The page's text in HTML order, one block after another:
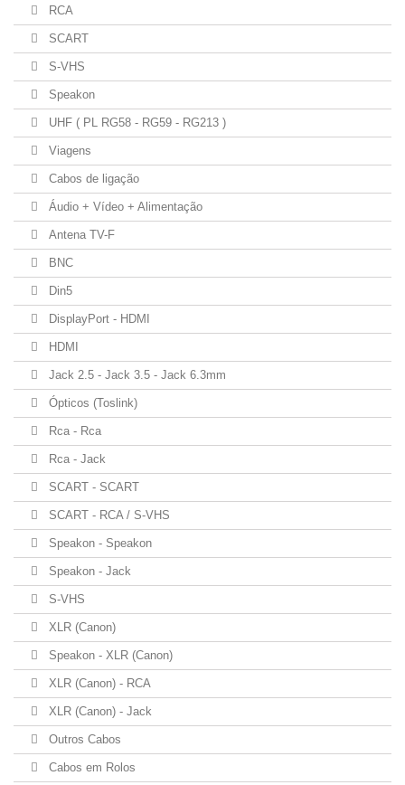
RCA
SCART
S-VHS
Speakon
UHF ( PL RG58 - RG59 - RG213 )
Viagens
Cabos de ligação
Áudio + Vídeo + Alimentação
Antena TV-F
BNC
Din5
DisplayPort - HDMI
HDMI
Jack 2.5 - Jack 3.5 - Jack 6.3mm
Ópticos (Toslink)
Rca - Rca
Rca - Jack
SCART - SCART
SCART - RCA / S-VHS
Speakon - Speakon
Speakon - Jack
S-VHS
XLR (Canon)
Speakon - XLR (Canon)
XLR (Canon) - RCA
XLR (Canon) - Jack
Outros Cabos
Cabos em Rolos